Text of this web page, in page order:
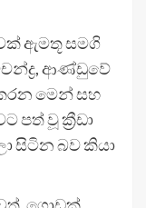
ඇමතූ සමගි
ආණ්ඩුවේ
මෙන් සහ
පත් වූ ක්‍රීඩා
සිටින බව කියා